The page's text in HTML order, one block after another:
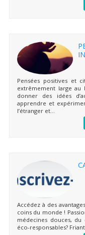
Pensées positives et
extrêmement large au
donner des idées
apprendre et
l’étranger et...
Accédez à des
coins du monde !
médecines douces,
éco-responsables?